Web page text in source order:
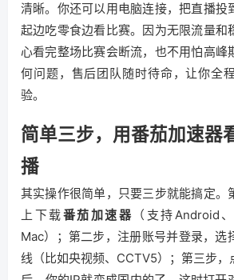
清晰。你还可以用电脑连接，把直播投
起边吃零食边看比赛。因为无限流量和
心看完整场比赛会断流，也不用怕高峰
何问题，售后团队随时待命，让你全
验。
简单三步，用番茄加速器
播
其实操作很简单，只要三步就能搞定。
上下载番茄加速器 （支持Android
Mac）；第二步，注册账号并登录，选
线（比如央视频、CCTV5）；第三步，